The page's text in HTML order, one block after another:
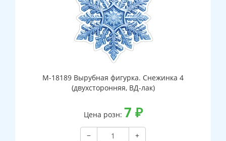
М-18189 Вырубная фигурка. Снежинка 4
(двухсторонняя, ВД-лак)
Цена розн: 7 ₽
−
+